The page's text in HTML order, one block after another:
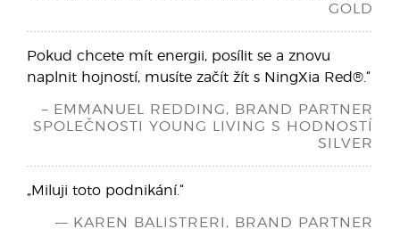
GOLD
Pokud chcete mít energii, posílit se a znovu
naplnit hojností, musíte začít žít s NingXia Red®.“
– EMMANUEL REDDING, BRAND PARTNER
SPOLEČNOSTI YOUNG LIVING S HODNOSTÍ
SILVER
„Miluji toto podnikání.“
–– KAREN BALISTRERI, BRAND PARTNER